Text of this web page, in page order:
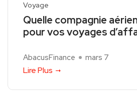
Voyage
Quelle compagnie
pour vos voyages
AbacusFinance mars 7
Lire Plus